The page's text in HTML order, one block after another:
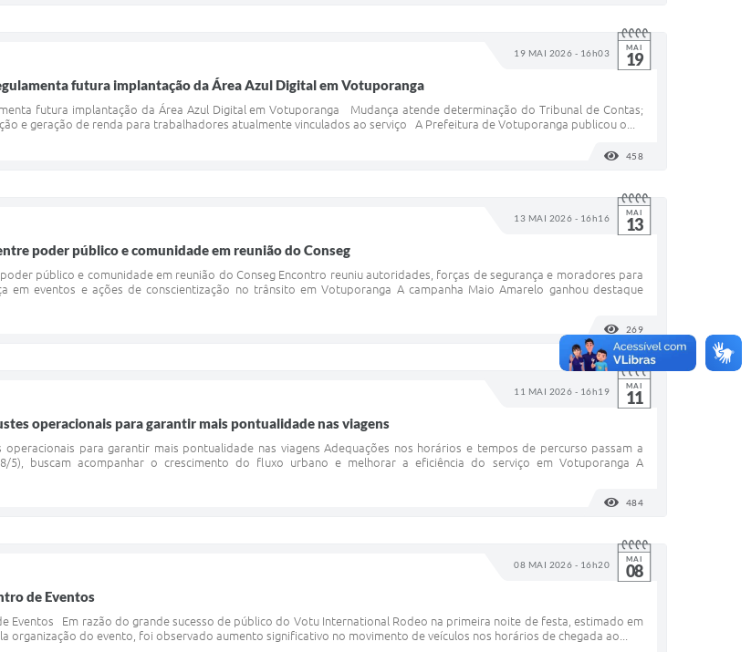
19 MAI 2026 - 16h03 MAI
19
futura implantação da Área Azul Digital em Votuporanga
futura implantação da Área Azul Digital em Votuporanga Mudança atende determinação do Tribunal de Contas;
e geração de renda para trabalhadores atualmente vinculados ao serviço A Prefeitura de Votuporanga publicou o...
458
13 MAI 2026 - 16h16 MAI
13
poder público e comunidade em reunião do Conseg
público e comunidade em reunião do Conseg Encontro reuniu autoridades, forças de segurança e moradores para
em eventos e ações de conscientização no trânsito em Votuporanga A campanha Maio Amarelo ganhou destaque
269
11 MAI 2026 - 16h19 MAI
11
operacionais para garantir mais pontualidade nas viagens
para garantir mais pontualidade nas viagens Adequações nos horários e tempos de percurso passam a
5), buscam acompanhar o crescimento do fluxo urbano e melhorar a eficiência do serviço em Votuporanga A
484
08 MAI 2026 - 16h20 MAI
08
de Eventos
Eventos Em razão do grande sucesso de público do Votu International Rodeo na primeira noite de festa, estimado em
organização do evento, foi observado aumento significativo no movimento de veículos nos horários de chegada ao...